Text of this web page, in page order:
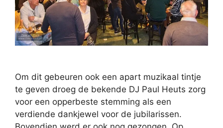
Om dit gebeuren ook een apart muzikaal tintje
te geven droeg de bekende DJ Paul Heuts zorg
voor een opperbeste stemming als een
verdiende dankjewel voor de jubilarissen.